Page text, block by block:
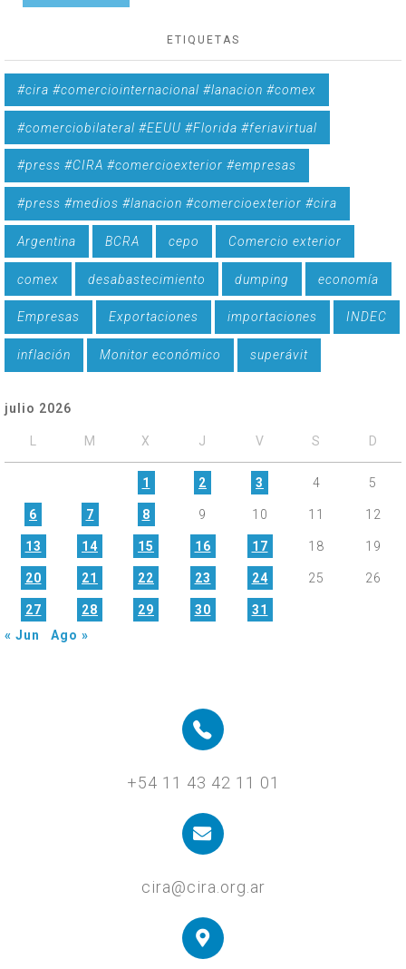
ETIQUETAS
#cira #comerciointernacional #lanacion #comex
#comerciobilateral #EEUU #Florida #feriavirtual
#press #CIRA #comercioexterior #empresas
#press #medios #lanacion #comercioexterior #cira
Argentina BCRA cepo Comercio exterior
comex desabastecimiento dumping economía
Empresas Exportaciones importaciones INDEC
inflación Monitor económico superávit
julio 2026
M X J V S D
1 2 3 4 5
6 7 8 9 10 11 12
13 14 15 16 17 18 19
20 21 22 23 24 25 26
27 28 29 30
31
« Jun
Ago »
+54 11 43 42 11 01
cira@cira.org.ar